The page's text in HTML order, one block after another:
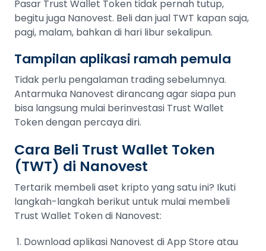
Pasar Trust Wallet Token tidak pernah tutup,
begitu juga Nanovest. Beli dan jual TWT kapan saja,
pagi, malam, bahkan di hari libur sekalipun.
Tampilan aplikasi ramah pemula
Tidak perlu pengalaman trading sebelumnya.
Antarmuka Nanovest dirancang agar siapa pun
bisa langsung mulai berinvestasi Trust Wallet
Token dengan percaya diri.
Cara Beli Trust Wallet Token
(TWT) di Nanovest
Tertarik membeli aset kripto yang satu ini? Ikuti
langkah-langkah berikut untuk mulai membeli
Trust Wallet Token di Nanovest:
Download aplikasi Nanovest di App Store atau